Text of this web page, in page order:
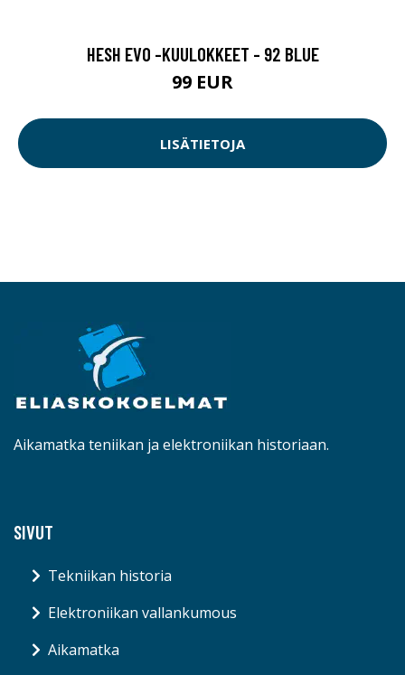
HESH EVO -KUULOKKEET - 92 BLUE
99 EUR
LISÄTIETOJA
Aikamatka teniikan ja elektroniikan historiaan.
SIVUT
Tekniikan historia
Elektroniikan vallankumous
Aikamatka